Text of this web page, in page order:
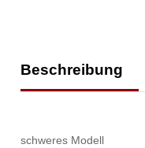
Beschreibung
schweres Modell